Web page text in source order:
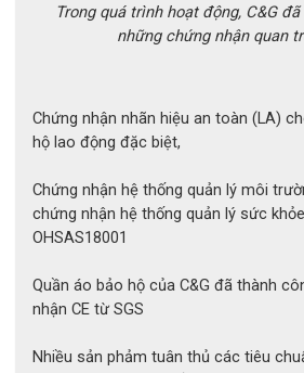
- Thương hiệu: C&G
- Xuất xứ: Trung Quốc
- Chất liệu: Sợi thủy tinh tráng
- Trọng lượng vải:
- Cấu tạo bộ: Áo khoác (Jacket)
Trong quá trình hoạt động, C&G
những chứng nhận quan
Chứng nhận nhãn hiệu an toàn (LA)
hộ lao động đặc biệt,
Chứng nhận hệ thống quản lý môi
chứng nhận hệ thống quản lý sức
OHSAS18001
Quần áo bảo hộ của C&G đã thành
nhận CE từ SGS
Nhiều sản phảm tuân thủ các tiêu